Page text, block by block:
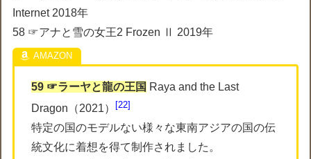
Internet 2018年
58 ☞アナと雪の女王2 Frozen Ⅱ 2019年
59 ☞ラーヤと龍の王国 Raya and the Last
Dragon（2021）
22
特定の国のモデルない様々な東南アジアの国の伝
統文化に着想を得て制作されました。